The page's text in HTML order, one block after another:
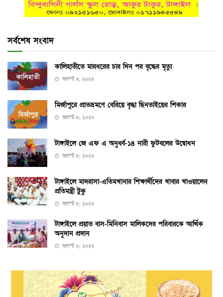
সর্বশেষ সংবাদ
কালিহাতীতে মারধরের চার দিন পর বৃদ্ধের মৃত্যু
আগস্ট ৮, ২০২৬
মির্জাপুরে প্রাতভ্রমণে বেরিয়ে বৃদ্ধা ছিনতাইয়ের শিকার
আগস্ট ৮, ২০২৬
টাঙ্গাইলে জে এফ এ অনুর্ধ্ব-১৪ নারী ফুটবলের উদ্বোধন
আগস্ট ৮, ২০২৬
টাঙ্গাইলে মাদরাসা-এতিমখানার শিক্ষার্থীদের খাবার খাওয়ালেন
প্রতিমন্ত্রী টুকু
আগস্ট ৮, ২০২৬
টাঙ্গাইলে প্রয়াত বাস-মিনিবাস মালিকদের পরিবারকে আর্থিক
অনুদান প্রদান
আগস্ট ৮, ২০২৬